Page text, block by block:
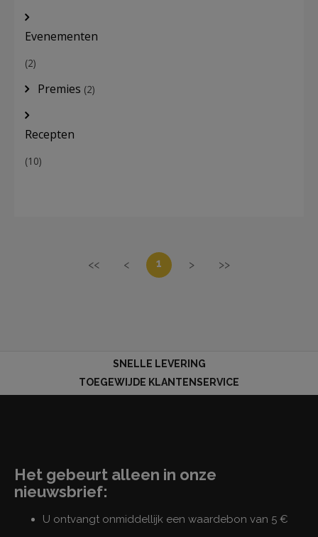
Evenementen
(2)
Premies (2)
Recepten
(10)
<< < 1 > >>
SNELLE LEVERING
TOEGEWIJDE KLANTENSERVICE
Het gebeurt alleen in onze
nieuwsbrief:
U ontvangt onmiddellijk een waardebon van 5 €